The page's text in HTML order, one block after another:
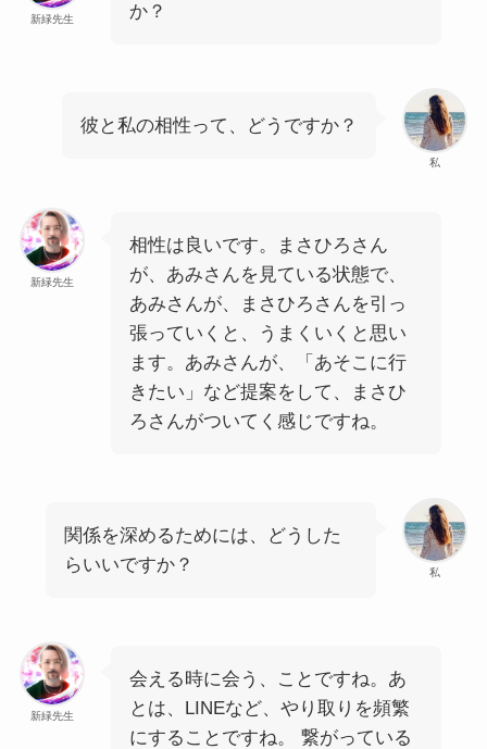
新緑先生
か？
私
彼と私の相性って、どうですか？
新緑先生
相性は良いです。まさひろさん
が、あみさんを見ている状態で、
あみさんが、まさひろさんを引っ
張っていくと、うまくいくと思い
ます。あみさんが、「あそこに行
きたい」など提案をして、まさひ
ろさんがついてく感じですね。
私
関係を深めるためには、どうした
らいいですか？
新緑先生
会える時に会う、ことですね。あ
とは、LINEなど、やり取りを頻繁
にすることですね。 繋がっている